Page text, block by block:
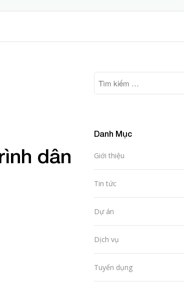
dân
Danh Mục
Giới thiệu
Tin tức
Dự án
Dịch vụ
Tuyển dụng